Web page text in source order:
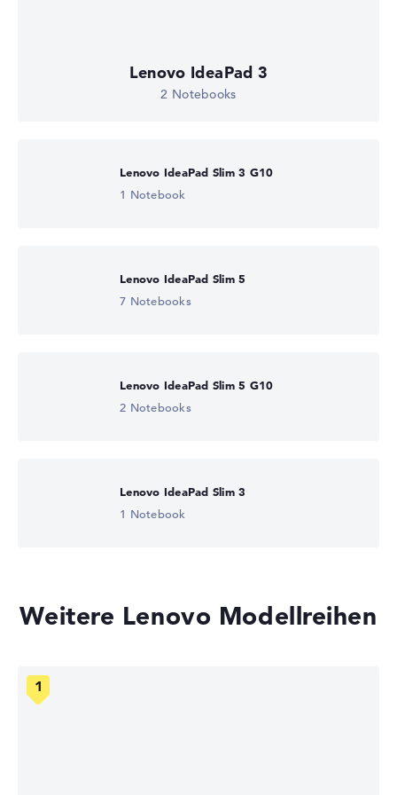
Lenovo IdeaPad 3
2 Notebooks
Lenovo IdeaPad Slim 3 G10
1 Notebook
Lenovo IdeaPad Slim 5
7 Notebooks
Lenovo IdeaPad Slim 5 G10
2 Notebooks
Lenovo IdeaPad Slim 3
1 Notebook
Weitere Lenovo Modellreihen